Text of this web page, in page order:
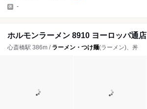
-
ホルモンラーメン 8910 ヨーロッパ通店
心斎橋駅 386m / ラーメン・つけ麺(ラーメン)、丼